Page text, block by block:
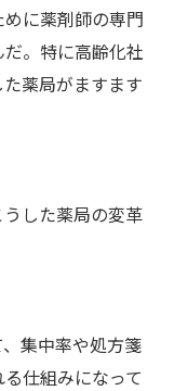
に薬剤師の専門
。特に高齢化社
薬局がますます
うした薬局の変革
集中率や処方箋
仕組みになって